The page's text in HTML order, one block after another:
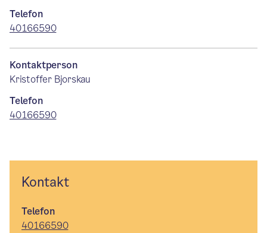
Telefon
40166590
Kontaktperson
Kristoffer Bjorskau
Telefon
40166590
Kontakt
Telefon
40166590